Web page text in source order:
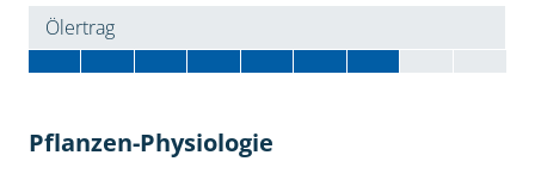
Ölertrag
Pflanzen-Physiologie